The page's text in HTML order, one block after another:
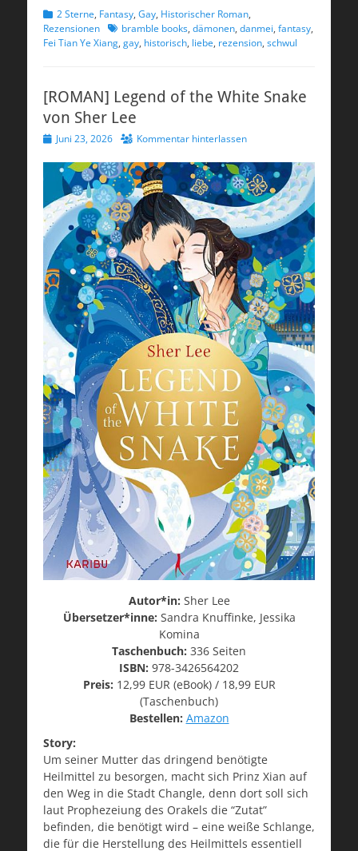
Kategorien
2 Sterne, Fantasy, Gay, Historischer Roman,
Rezensionen Schlagworte
bramble books, dämonen, danmei, fantasy,
Fei Tian Ye Xiang, gay, historisch, liebe, rezension, schwul
[ROMAN] Legend of the White Snake
von Sher Lee
Veröffentlicht
Juni 23, 2026 Kommentar hinterlassen
Autor*in: Sher Lee
Übersetzer*inne: Sandra Knuffinke, Jessika
Komina
Taschenbuch: 336 Seiten
ISBN: 978-3426564202
Preis: 12,99 EUR (eBook) / 18,99 EUR
(Taschenbuch)
Bestellen: Amazon
Story:
Um seiner Mutter das dringend benötigte
Heilmittel zu besorgen, macht sich Prinz Xian auf
den Weg in die Stadt Changle, denn dort soll sich
laut Prophezeiung des Orakels die “Zutat”
befinden, die benötigt wird – eine weiße Schlange,
die für die Herstellung des Heilmittels essentiell